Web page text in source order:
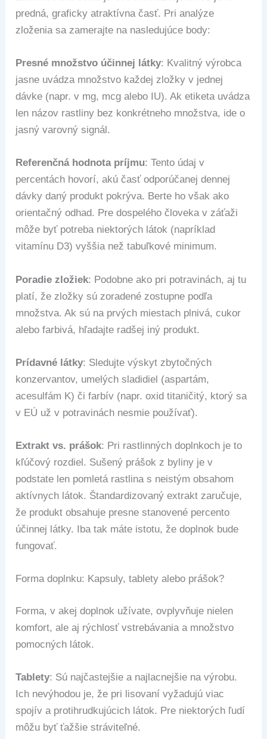
predná, graficky atraktívna časť. Pri analýze
zloženia sa zamerajte na nasledujúce body:
Presné množstvo účinnej látky: Kvalitný výrobca
jasne uvádza množstvo každej zložky v jednej
dávke (napr. v mg, mcg alebo IU). Ak etiketa uvádza
len názov rastliny bez konkrétneho množstva, ide o
jasný varovný signál.
Referenčná hodnota príjmu: Tento údaj v
percentách hovorí, akú časť odporúčanej dennej
dávky daný produkt pokrýva. Berte ho však ako
orientačný odhad. Pre dospelého človeka v záťaži
môže byť potreba niektorých látok (napríklad
vitamínu D3) vyššia než tabuľkové minimum.
Poradie zložiek: Podobne ako pri potravinách, aj tu
platí, že zložky sú zoradené zostupne podľa
množstva. Ak sú na prvých miestach plnivá, cukor
alebo farbivá, hľadajte radšej iný produkt.
Prídavné látky: Sledujte výskyt zbytočných
konzervantov, umelých sladidiel (aspartám,
acesulfám K) či farbív (napr. oxid titaničitý, ktorý sa
v EÚ už v potravinách nesmie používať).
Extrakt vs. prášok: Pri rastlinných doplnkoch je to
kľúčový rozdiel. Sušený prášok z byliny je v
podstate len pomletá rastlina s neistým obsahom
aktívnych látok. Štandardizovaný extrakt zaručuje,
že produkt obsahuje presne stanovené percento
účinnej látky. Iba tak máte istotu, že doplnok bude
fungovať.
Forma doplnku: Kapsuly, tablety alebo prášok?
Forma, v akej doplnok užívate, ovplyvňuje nielen
komfort, ale aj rýchlosť vstrebávania a množstvo
pomocných látok.
Tablety: Sú najčastejšie a najlacnejšie na výrobu.
Ich nevýhodou je, že pri lisovaní vyžadujú viac
spojív a protihrudkujúcich látok. Pre niektorých ľudí
môžu byť ťažšie stráviteľné.